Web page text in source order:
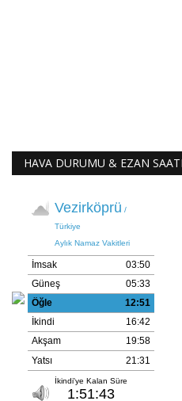
HAVA DURUMU & EZAN